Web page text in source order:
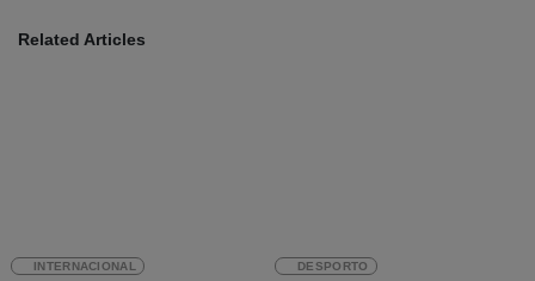
Related Articles
INTERNACIONAL DESPORTO